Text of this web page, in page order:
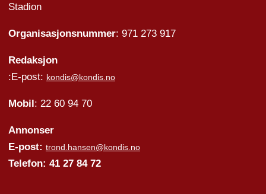
Stadion
Organisasjonsnummer: 971 273 917
Redaksjon
:E-post: kondis@kondis.no
Mobil: 22 60 94 70
Annonser
E-post: trond.hansen@kondis.no
Telefon: 41 27 84 72